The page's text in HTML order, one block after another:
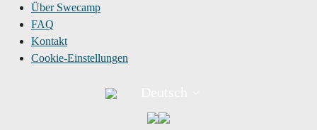
Über Swecamp
FAQ
Kontakt
Cookie-Einstellungen